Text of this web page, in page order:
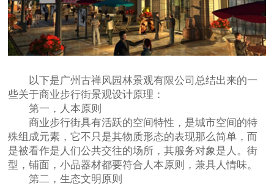
以下是广州古禅风园林景观有限公司总结出来的一
些关于商业步行街景观设计原理：
第一，人本原则
商业步行街具有活跃的空间特性，是城市空间的特
殊组成元素，它不只是其物质形态的表现那么简单，而
是被看作是人们公共交往的场所，其服务对象是人。街
型，铺面，小品器材都要符合人本原则，兼具人情味。
第二，生态文明原则